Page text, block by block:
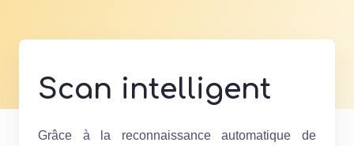
Scan intelligent
Grâce à la reconnaissance automatique de